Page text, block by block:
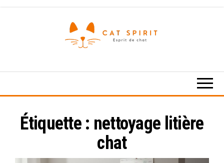
chat
Étiquette : nettoyage litière
chat